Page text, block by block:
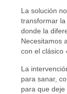
La solución
transformar
donde la
Necesitamos
con el clásico
La
para sanar,
para que